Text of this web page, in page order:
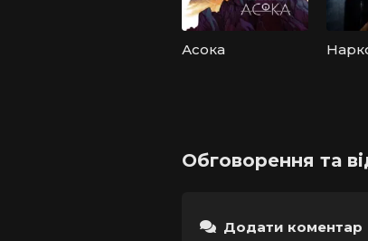
Асока
Обговорення та
Додати коментар